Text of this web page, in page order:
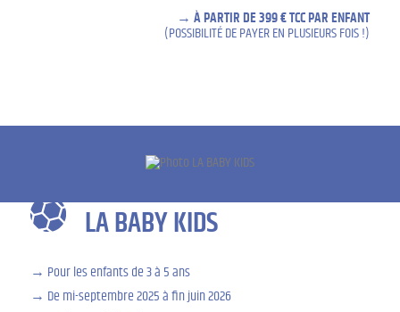
À PARTIR DE 399 € TCC PAR ENFANT
(POSSIBILITÉ DE PAYER EN PLUSIEURS FOIS !)
LA BABY KIDS
Pour les enfants de 3 à 5 ans
De mi-septembre 2025 à fin juin 2026